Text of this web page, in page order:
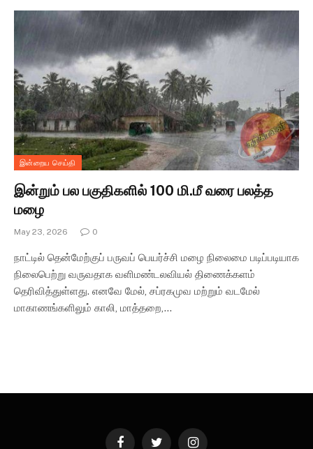
இன்றைய செய்தி
இன்றும் பல பகுதிகளில் 100 மி.மீ வரை பலத்த
மழை
May 23, 2026 0
நாட்டில் தென்மேற்குப் பருவப் பெயர்ச்சி மழை நிலைமை படிப்படியாக
நிலைபெற்று வருவதாக வளிமண்டலவியல் திணைக்களம்
தெரிவித்துள்ளது. எனவே மேல், சப்ரகமுவ மற்றும் வடமேல்
மாகாணங்களிலும் காலி, மாத்தறை,…